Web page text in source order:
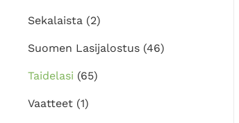
Sekalaista (2)
Suomen Lasijalostus (46)
Taidelasi (65)
Vaatteet (1)